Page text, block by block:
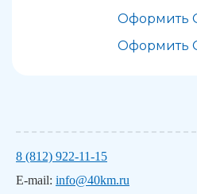
Оформить
Оформить
8 (812) 922-11-15
E-mail: info@40km.ru